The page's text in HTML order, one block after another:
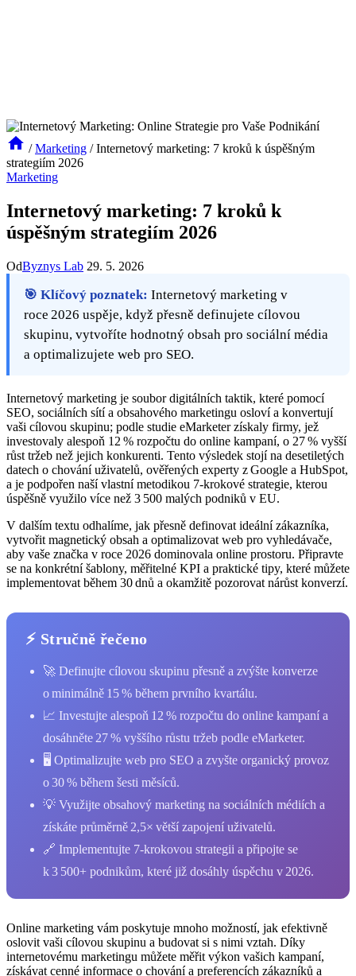
/ Marketing / Internetový marketing: 7 kroků k úspěšným
strategiím 2026
Marketing
Internetový marketing: 7 kroků k
úspěšným strategiím 2026
OdByznys Lab 29. 5. 2026
🎯 Klíčový poznatek: Internetový marketing v
roce 2026 uspěje, když přesně definujete cílovou
skupinu, vytvoříte hodnotný obsah pro sociální média
a optimalizujete web pro SEO.
Internetový marketing je soubor digitálních taktik, které pomocí
SEO, sociálních sítí a obsahového marketingu osloví a konvertují
vaši cílovou skupinu; podle studie eMarketer získaly firmy, jež
investovaly alespoň 12 % rozpočtu do online kampaní, o 27 % vyšší
růst tržeb než jejich konkurenti. Tento výsledek stojí na desetiletých
datech o chování uživatelů, ověřených experty z Google a HubSpot,
a je podpořen naší vlastní metodikou 7‑krokové strategie, kterou
úspěšně využilo více než 3 500 malých podniků v EU.
V dalším textu odhalíme, jak přesně definovat ideální zákazníka,
vytvořit magnetický obsah a optimalizovat web pro vyhledávače,
aby vaše značka v roce 2026 dominovala online prostoru. Připravte
se na konkrétní šablony, měřitelné KPI a praktické tipy, které můžete
implementovat během 30 dnů a okamžitě pozorovat nárůst konverzí.
⚡ Stručně řečeno
🚀 Definujte cílovou skupinu přesně a zvýšte konverze
o minimálně 15 % během prvního kvartálu.
📈 Investujte alespoň 12 % rozpočtu do online kampaní a
dosáhněte 27 % vyššího růstu tržeb podle eMarketer.
🖥️ Optimalizujte web pro SEO a zvyšte organický provoz
o 30 % během šesti měsíců.
💡 Využijte obsahový marketing na sociálních médiích a
získáte průměrně 2,5× větší zapojení uživatelů.
🔗 Implementujte 7‑krokovou strategii a připojte se
k 3 500+ podnikům, které již dosáhly úspěchu v 2026.
Online marketing​ vám poskytuje mnoho možností, jak efektivně
oslovit‍ vaši‌ cílovou skupinu ‌a budovat ‌si⁤ s nimi​ vztah. Díky
internetovému marketingu můžete měřit výkon vašich ​kampaní,
získávat cenné informace o chování a preferencích zákazníků a